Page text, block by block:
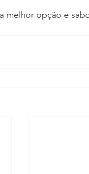
melhor opção e